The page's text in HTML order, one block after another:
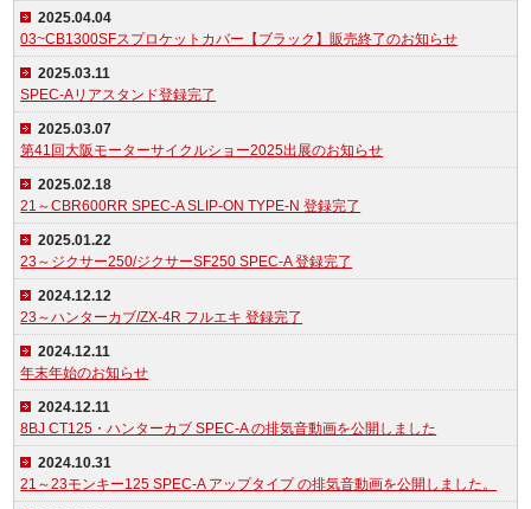
2025.04.04
03~CB1300SFスプロケットカバー【ブラック】販売終了のお知らせ
2025.03.11
SPEC-Aリアスタンド登録完了
2025.03.07
第41回大阪モーターサイクルショー2025出展のお知らせ
2025.02.18
21～CBR600RR SPEC-A SLIP-ON TYPE-N 登録完了
2025.01.22
23～ジクサー250/ジクサーSF250 SPEC-A 登録完了
2024.12.12
23～ハンターカブ/ZX-4R フルエキ 登録完了
2024.12.11
年末年始のお知らせ
2024.12.11
8BJ CT125・ハンターカブ SPEC-A の排気音動画を公開しました
2024.10.31
21～23モンキー125 SPEC-A アップタイプ の排気音動画を公開しました。